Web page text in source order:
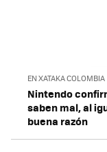
EN XATAKA COLOMBIA
Nintendo
saben mal, al
buena razón